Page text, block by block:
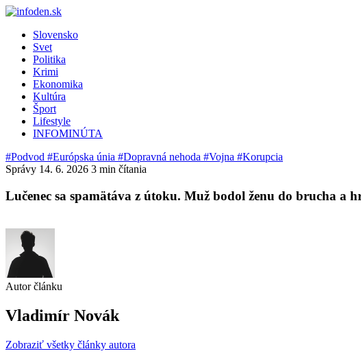
Slovensko
Svet
Politika
Krimi
Ekonomika
Kultúra
Šport
Lifestyle
INFOMINÚTA
#Podvod #Európska únia #Dopravná nehoda #Vojna #Korupcia
Správy 14. 6. 2026 3 min čítania
Lučenec sa spamätáva z útoku. Muž bodol ženu do brucha a
Autor článku
Vladimír Novák
Zobraziť všetky články autora